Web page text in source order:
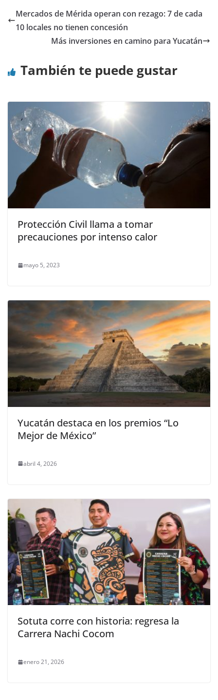
Mercados de Mérida operan con rezago: 7 de cada
10 locales no tienen concesión
Más inversiones en camino para Yucatán
También te puede gustar
Protección Civil llama a tomar
precauciones por intenso calor
mayo 5, 2023
Yucatán destaca en los premios “Lo
Mejor de México”
abril 4, 2026
Sotuta corre con historia: regresa la
Carrera Nachi Cocom
enero 21, 2026